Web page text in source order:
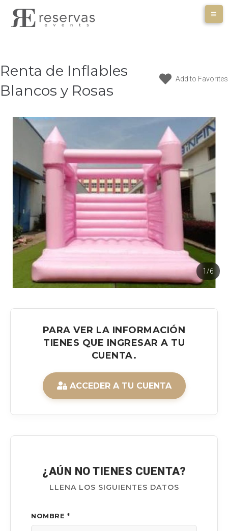
Renta de Inflables
Blancos y Rosas
Add to Favorites
1/6
PARA VER LA INFORMACIÓN
TIENES QUE INGRESAR A TU
CUENTA.
ACCEDER A TU CUENTA
¿AÚN NO TIENES CUENTA?
LLENA LOS SIGUIENTES DATOS
NOMBRE *